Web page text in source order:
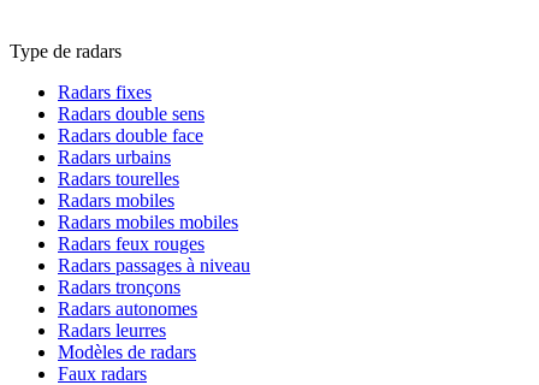
Type de radars
Radars fixes
Radars double sens
Radars double face
Radars urbains
Radars tourelles
Radars mobiles
Radars mobiles mobiles
Radars feux rouges
Radars passages à niveau
Radars tronçons
Radars autonomes
Radars leurres
Modèles de radars
Faux radars